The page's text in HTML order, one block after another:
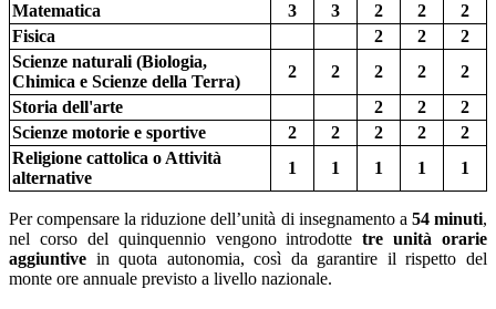
Matematica
3 3 2 2
2
Fisica
2 2
2
Scienze naturali (Biologia,
Chimica e Scienze della Terra)
2 2 2 2
2
Storia dell'arte
2 2
2
Scienze motorie e sportive
2 2 2 2
2
Religione cattolica o Attività
alternative
1 1 1 1 1
Per compensare la riduzione dell’unità di insegnamento a 54 minuti,
nel corso del quinquennio vengono introdottetre unità orarie
aggiuntive in quota autonomia, così da garantire il rispetto del
monte ore annuale previsto a livello nazionale.